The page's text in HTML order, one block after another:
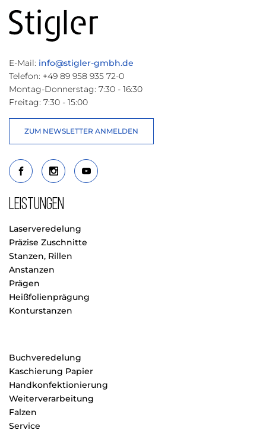
E-Mail: info@stigler-gmbh.de
Telefon: +49 89 958 935 72-0
Montag-Donnerstag: 7:30 - 16:30
Freitag: 7:30 - 15:00
ZUM NEWSLETTER ANMELDEN
Leistungen
Laserveredelung
Präzise Zuschnitte
Stanzen, Rillen
Anstanzen
Prägen
Heißfolienprägung
Konturstanzen
Buchveredelung
Kaschierung Papier
Handkonfektionierung
Weiterverarbeitung
Falzen
Service